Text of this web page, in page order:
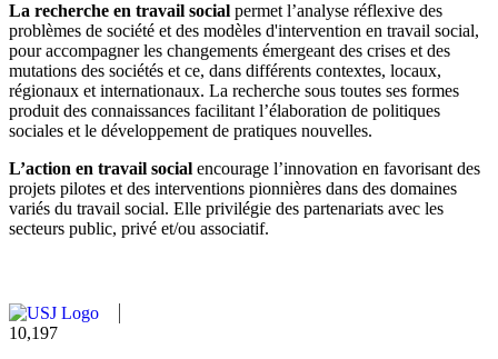
La recherche en travail social permet l’analyse réflexive des
problèmes de société et des modèles d'intervention en travail social,
pour accompagner les changements émergeant des crises et des
mutations des sociétés et ce, dans différents contextes, locaux,
régionaux et internationaux. La recherche sous toutes ses formes
produit des connaissances facilitant l’élaboration de politiques
sociales et le développement de pratiques nouvelles.
L’action en travail social encourage l’innovation en favorisant des
projets pilotes et des interventions pionnières dans des domaines
variés du travail social. Elle privilégie des partenariats avec les
secteurs public, privé et/ou associatif.
10,815